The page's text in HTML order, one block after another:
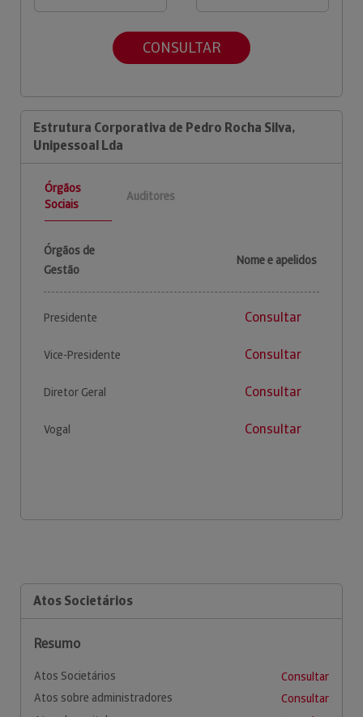
CONSULTAR
Estrutura Corporativa de Pedro Rocha Silva,
Unipessoal Lda
Órgãos
Sociais
Auditores
Órgãos de
Gestão
Nome e apelidos
Presidente Consultar
Vice-Presidente Consultar
Diretor Geral Consultar
Vogal Consultar
Atos Societários
Resumo
Atos Societários
Consultar
Atos sobre administradores
Consultar